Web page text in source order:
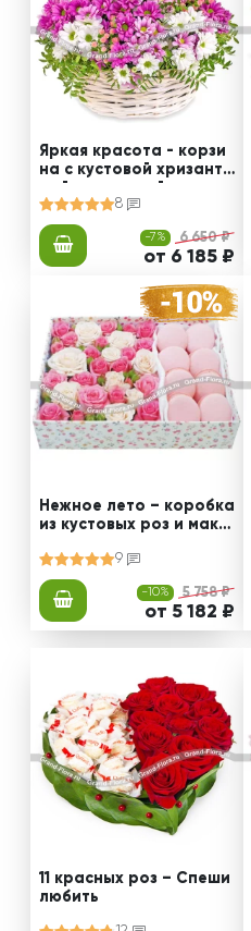
Яркая красота - корзи
на с кустовой хризанте
8
-7% 6 650 ₽
от 6 185 ₽
Нежное лето – коробка
из кустовых роз и мака
9
-10% 5 758 ₽
от 5 182 ₽
11 красных роз – Спеши
любить